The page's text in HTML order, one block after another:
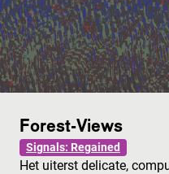
Forest-Views
Signals: Regained
Het uiterst delicate,